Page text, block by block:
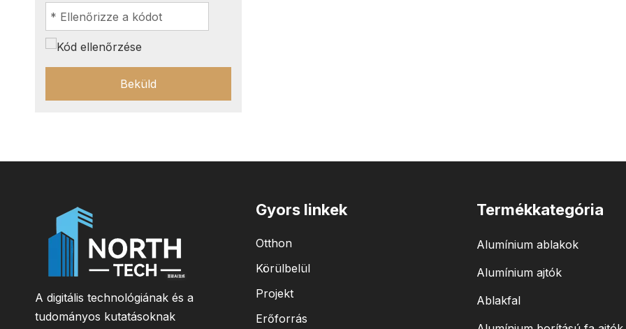
Beküld
A digitális technológiának és a
tudományos kutatásoknak
Gyors linkek
Otthon
Körülbelül
Projekt
Erőforrás
Termékkategória
Alumínium ablakok
Alumínium ajtók
Ablakfal